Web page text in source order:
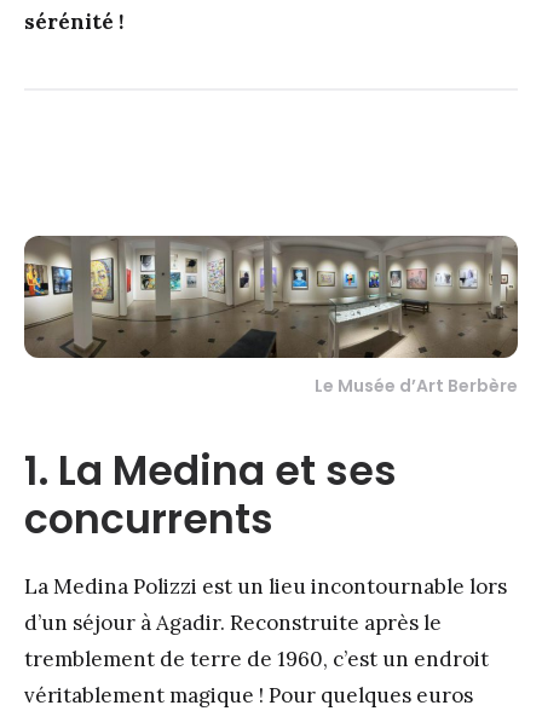
sérénité !
Le Musée d’Art Berbère
1. La Medina et ses
concurrents
La Medina Polizzi est un lieu incontournable lors
d’un séjour à Agadir. Reconstruite après le
tremblement de terre de 1960, c’est un endroit
véritablement magique ! Pour quelques euros